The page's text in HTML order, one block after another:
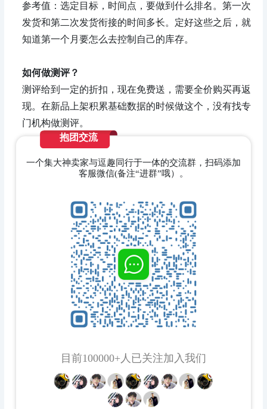
参考值：选定目标，时间点，要做到什么排名。第一次
发货和第二次发货衔接的时间多长。定好这些之后，就
知道第一个月要怎么去控制自己的库存。
如何做测评？
测评给到一定的折扣，现在免费送，需要全价购买再返
现。在新品上架积累基础数据的时候做这个，没有找专
门机构做测评。
抱团交流
一个集大神卖家与逗趣同行于一体的交流群，扫码添加
客服微信(备注“进群”哦）。
目前100000+人已关注加入我们